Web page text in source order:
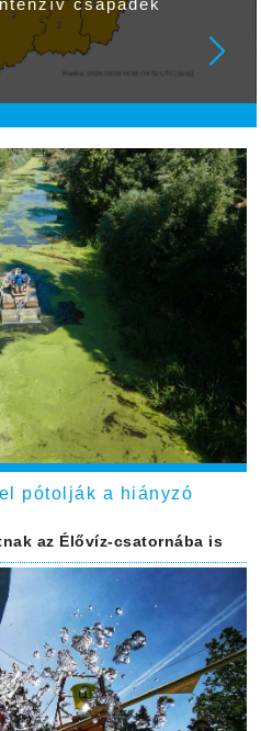
csapadék
pótolják a hiányzó
az Élővíz-csatornába is